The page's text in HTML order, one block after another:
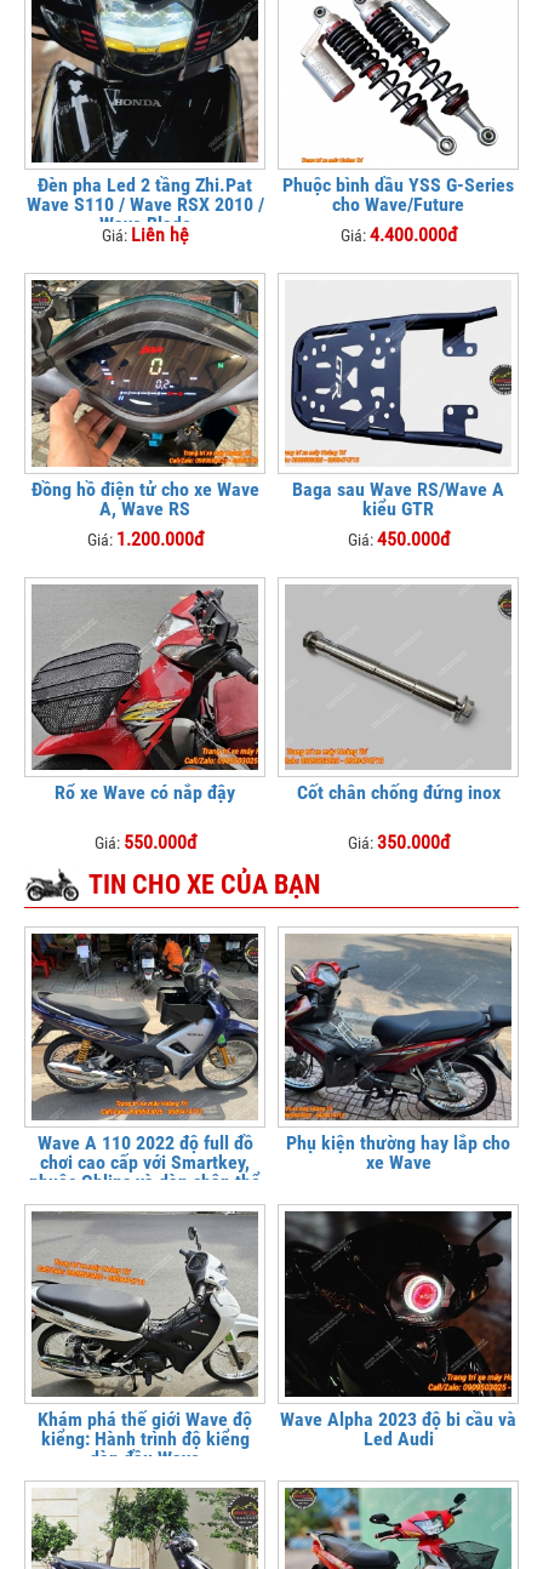
Đèn pha Led 2 tầng Zhi.Pat
Wave S110 / Wave RSX 2010 /
Wave Blade
Giá: Liên hệ
Phuộc bình dầu YSS G-Series
cho Wave/Future
Giá:4.400.000đ
Đồng hồ điện tử cho xe Wave
A, Wave RS
Giá: 1.200.000đ
Baga sau Wave RS/Wave A
kiểu GTR
Giá:450.000đ
Rổ xe Wave có nắp đậy
Giá: 550.000đ
Cốt chân chống đứng inox
Giá:350.000đ
TIN CHO XE CỦA BẠN
Wave A 110 2022 độ full đồ
chơi cao cấp với Smartkey,
phuộc Ohlins và dàn chân thể
thao
Phụ kiện thường hay lắp cho
xe Wave
Khám phá thế giới Wave độ
kiểng: Hành trình độ kiểng
dàn đầu Wave
Wave Alpha 2023 độ bi cầu và
Led Audi